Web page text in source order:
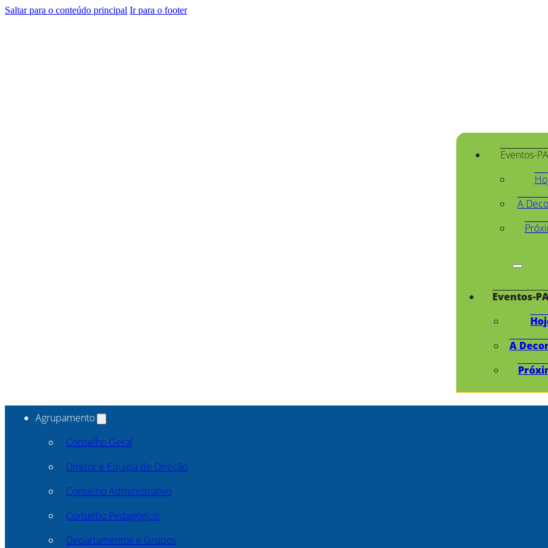
Saltar para o conteúdo principal Ir para o footer
Eventos-
A
Eventos-
A
Agrupamento
Conselho Geral
Diretor e Equipa de Direção
Conselho Administrativo
Conselho Pedagógico
Departamentos e Grupos